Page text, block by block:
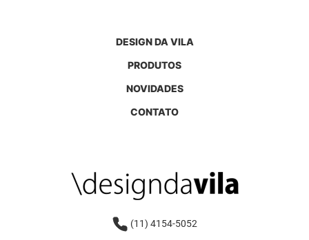
DESIGN DA VILA
PRODUTOS
NOVIDADES
CONTATO
(11) 4154-5052